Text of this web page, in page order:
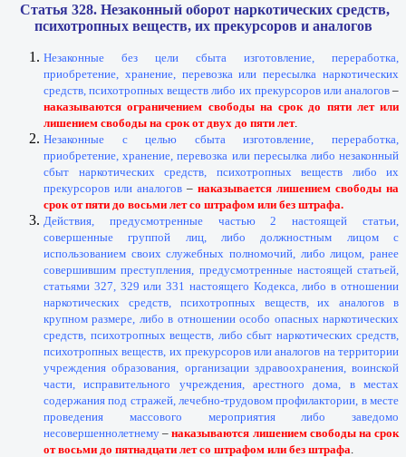
Статья 328. Незаконный оборот наркотических средств,
психотропных веществ, их прекурсоров и аналогов
Незаконные без цели сбыта изготовление, переработка,
приобретение, хранение, перевозка или пересылка наркотических
средств, психотропных веществ либо их прекурсоров или аналогов–
наказываются ограничением свободы на срок до пяти лет или
лишением свободы на срок от двух до пяти лет.
Незаконные с целью сбыта изготовление, переработка,
приобретение, хранение, перевозка или пересылка либо незаконный
сбыт наркотических средств, психотропных веществ либо их
прекурсоров или аналогов – наказывается лишением свободы на
срок от пяти до восьми лет со штрафом или без штрафа.
Действия, предусмотренные частью 2 настоящей статьи,
совершенные группой лиц, либо должностным лицом с
использованием своих служебных полномочий, либо лицом, ранее
совершившим преступления, предусмотренные настоящей статьей,
статьями 327, 329 или 331 настоящего Кодекса, либо в отношении
наркотических средств, психотропных веществ, их аналогов в
крупном размере, либо в отношении особо опасных наркотических
средств, психотропных веществ, либо сбыт наркотических средств,
психотропных веществ, их прекурсоров или аналогов на территории
учреждения образования, организации здравоохранения, воинской
части, исправительного учреждения, арестного дома, в местах
содержания под стражей, лечебно-трудовом профилактории, в месте
проведения массового мероприятия либо заведомо
несовершеннолетнему –наказываются лишением свободы на срок
от восьми до пятнадцати лет со штрафом или без штрафа